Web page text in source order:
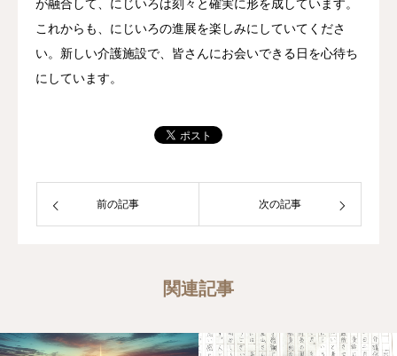
が融合して、にじいろは刻々と確実に形を成しています。
これからも、にじいろの進展を楽しみにしていてくださ
い。新しい介護施設で、皆さんにお会いできる日を心待ち
にしています。
前の記事 次の記事
関連記事